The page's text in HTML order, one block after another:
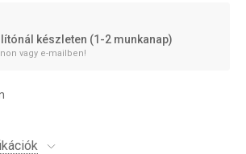
készleten (1-2 munkanap)
vagy e-mailben!